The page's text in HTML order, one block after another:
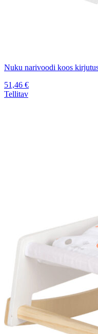
Nuku narivoodi koos
51,46 €
Tellitav